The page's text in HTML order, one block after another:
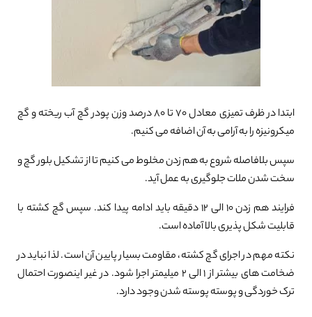
ابتدا در ظرف تمیزی معادل ۷۰ تا ۸۰ درصد وزن پودر گچ آب ریخته و گچ
میکرونیزه را به آرامی به آن اضافه می کنیم.
سپس بلافاصله شروع به هم زدن مخلوط می کنیم تا از تشکیل بلور گچ و
سخت شدن ملات جلوگیری به عمل آید.
فرایند هم زدن ۱۰ الی ۱۲ دقیقه باید ادامه پیدا کند. سپس گچ کشته با
قابلیت شکل پذیری بالا آماده است.
نکته مهم در اجرای گچ کشته، مقاومت بسیار پایین آن است. لذا نباید در
ضخامت های بیشتر از ۱ الی ۲ میلیمتر اجرا شود. در غیر اینصورت احتمال
ترک خوردگی و پوسته پوسته شدن وجود دارد.